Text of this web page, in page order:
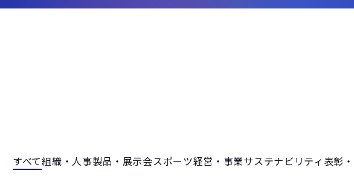
すべて組織・人事製品・展示会スポーツ経営・事業サステナビリティ 表彰